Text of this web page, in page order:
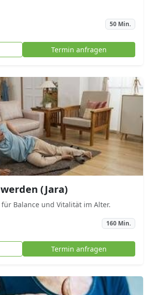
50 Min.
Termin anfragen
(Jara)
Balance und Vitalität im Alter.
160 Min.
Termin anfragen